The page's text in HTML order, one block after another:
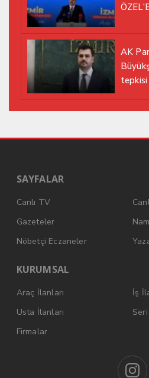
AK
tepkisi
SAYFALAR
Canlı TV
Gazeteler
Nöbetçi Eczaneler
KURUMSAL
Araç İlanları
İş
Usta İlanları
Firmalar